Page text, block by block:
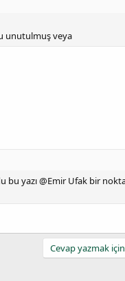
unutulmuş veya
bu yazı @Emir Ufak bir
Cevap yazmak